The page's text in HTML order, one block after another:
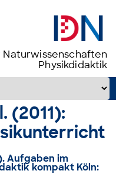
Physikdidaktik
(2011):
Aufgaben im
kompakt Köln: